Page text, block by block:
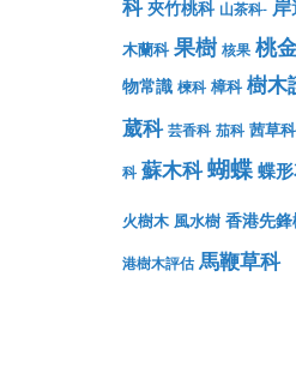
科 夾竹桃科 山茶科-
木蘭科 果樹 核果 桃
物常識 楝科 樟科 樹木
葳科 芸香科 茄科 茜草科
科 蘇木科蝴蝶蝶
火樹木 風水樹 香港先
港樹木評估 馬鞭草科